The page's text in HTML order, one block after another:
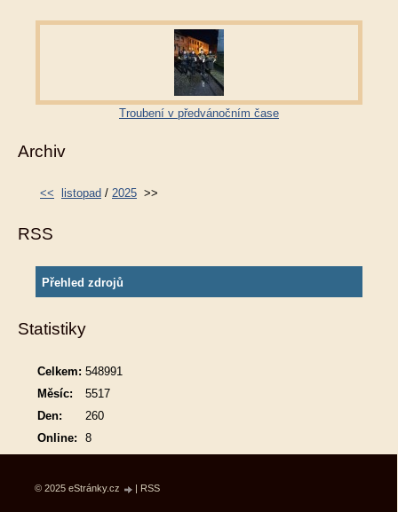
Troubení v předvánočním čase
Archiv
<< listopad / 2025 >>
RSS
Přehled zdrojů
Statistiky
Online: 8
Celkem: 548991
Měsíc:
5517
Den:
260
© 2025 eStránky.cz | RSS